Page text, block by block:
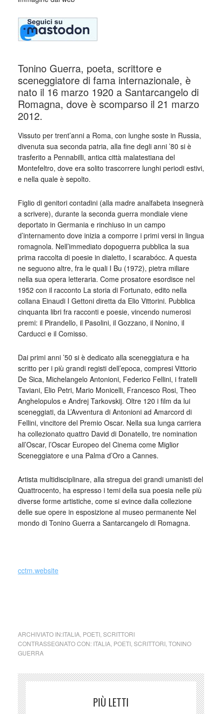
Tonino Guerra, poeta, scrittore e
sceneggiatore di fama internazionale, è
nato il 16 marzo 1920 a Santarcangelo di
Romagna, dove è scomparso il 21 marzo
2012.
Vissuto per trent’anni a Roma, con lunghe soste in Russia,
divenuta sua seconda patria, alla fine degli anni ’80 si è
trasferito a Pennabilli, antica città malatestiana del
Montefeltro, dove era solito trascorrere lunghi periodi estivi,
e nella quale è sepolto.
Figlio di genitori contadini (alla madre analfabeta insegnerà
a scrivere), durante la seconda guerra mondiale viene
deportato in Germania e rinchiuso in un campo
d’internamento dove inizia a comporre i primi versi in lingua
romagnola. Nell’immediato dopoguerra pubblica la sua
prima raccolta di poesie in dialetto, I scarabócc. A questa
ne seguono altre, fra le quali I Bu (1972), pietra miliare
nella sua opera letteraria. Come prosatore esordisce nel
1952 con il racconto La storia di Fortunato, edito nella
collana Einaudi I Gettoni diretta da Elio Vittorini. Pubblica
cinquanta libri fra racconti e poesie, vincendo numerosi
premi: il Pirandello, il Pasolini, il Gozzano, il Nonino, il
Carducci e il Comisso.
Dai primi anni ’50 si è dedicato alla sceneggiatura e ha
scritto per i più grandi registi dell’epoca, compresi Vittorio
De Sica, Michelangelo Antonioni, Federico Fellini, i fratelli
Taviani, Elio Petri, Mario Monicelli, Francesco Rosi, Theo
Anghelopulos e Andrej Tarkovskij. Oltre 120 i film da lui
sceneggiati, da L’Avventura di Antonioni ad Amarcord di
Fellini, vincitore del Premio Oscar. Nella sua lunga carriera
ha collezionato quattro David di Donatello, tre nomination
all’Oscar, l’Oscar Europeo del Cinema come Miglior
Sceneggiatore e una Palma d’Oro a Cannes.
Artista multidisciplinare, alla stregua dei grandi umanisti del
Quattrocento, ha espresso i temi della sua poesia nelle più
diverse forme artistiche, come si evince dalla collezione
delle sue opere in esposizione al museo permanente Nel
mondo di Tonino Guerra a Santarcangelo di Romagna.
cctm.website
ARCHIVIATO IN:ITALIA, POETI, SCRITTORI
CONTRASSEGNATO CON: ITALIA, POETI, SCRITTORI, TONINO
GUERRA
PIÙ LETTI